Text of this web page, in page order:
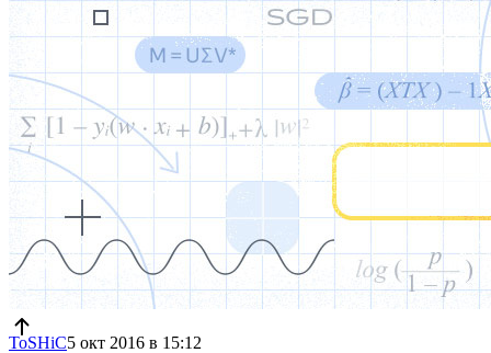
ToSHiC5 окт 2016 в 15:12